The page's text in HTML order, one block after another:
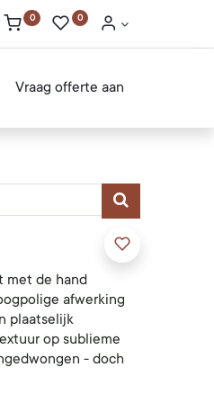
0 0
Vraag offerte aan
met de hand
afwerking
plaatselijk
op sublieme
- doch